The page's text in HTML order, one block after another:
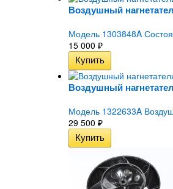
Воздушный
Модель 1303848A
15 000 ₽
Воздушный
Модель 1322633A
29 500 ₽